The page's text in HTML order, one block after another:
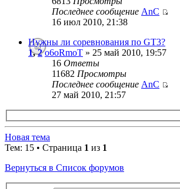
Последнее сообщение AnC
16 июл 2010, 21:38
Нужны ли соревнования по GT3?
1,2 o6oRmoT » 25 май 2010, 19:57
16 Ответы
11682 Просмотры
Последнее сообщение AnC
27 май 2010, 21:57
Новая тема
Тем: 15 • Страница 1 из 1
Вернуться в Список форумов